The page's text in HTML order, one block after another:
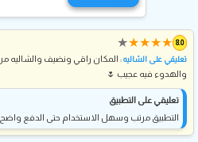
8.0
★
★
★
★
★
تعليقي على الشاليه: المكان راقي ونضيف والشاليه
والهدوء فيه عجيب 🌷
تعليقي على التطبيق
التطبيق مرتب وسهل الاستخدام حتى الدفع